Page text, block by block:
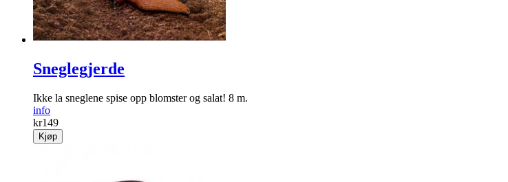
Sneglegjerde
Ikke la sneglene spise opp blomster og salat! 8 m.
info
kr149
Kjøp